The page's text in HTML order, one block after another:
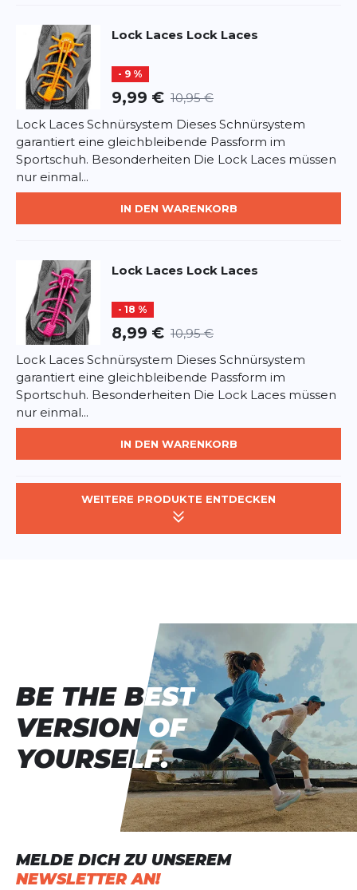
Google.
Lock Laces Lock Laces
- 9 %
9,99 € 10,95 €
Lock Laces Schnürsystem Dieses Schnürsystem
garantiert eine gleichbleibende Passform im
Sportschuh. Besonderheiten Die Lock Laces müssen
nur einmal...
IN DEN WARENKORB
Lock Laces Lock Laces
- 18 %
8,99 € 10,95 €
Lock Laces Schnürsystem Dieses Schnürsystem
garantiert eine gleichbleibende Passform im
Sportschuh. Besonderheiten Die Lock Laces müssen
nur einmal...
IN DEN WARENKORB
WEITERE PRODUKTE ENTDECKEN
MELDE DICH ZU UNSEREM
NEWSLETTER AN!
BE THE BEST
VERSION OF
YOURSELF.
BE THE BEST
VERSION OF
YOURSELF.